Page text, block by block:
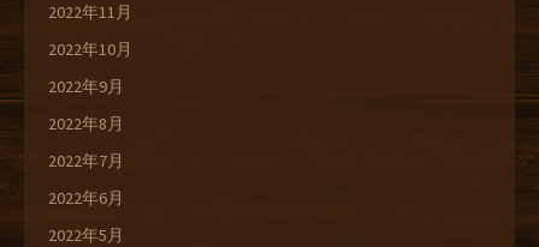
2022年11月
2022年10月
2022年9月
2022年8月
2022年7月
2022年6月
2022年5月